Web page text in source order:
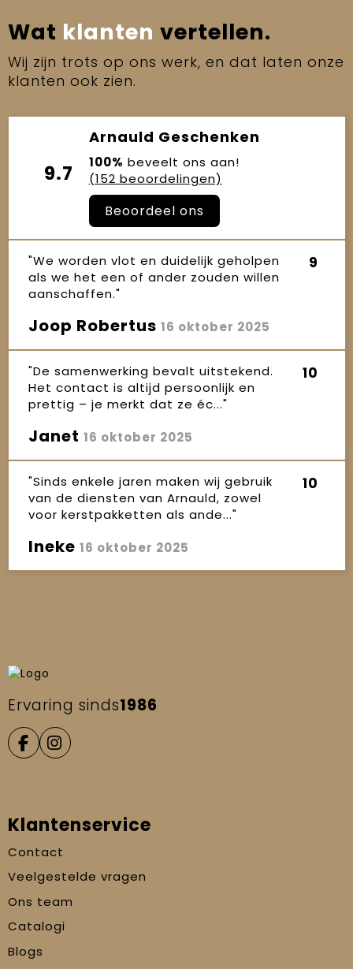
Wat klanten vertellen.
Wij zijn trots op ons werk, en dat laten onze
klanten ook zien.
9.7
Arnauld Geschenken
100% beveelt ons aan!
(152 beoordelingen)
Beoordeel ons
"We worden vlot en duidelijk geholpen
als we het een of ander zouden willen
aanschaffen."
9
Joop Robertus 16 oktober 2025
"De samenwerking bevalt uitstekend.
Het contact is altijd persoonlijk en
prettig – je merkt dat ze éc..."
10
Janet 16 oktober 2025
"Sinds enkele jaren maken wij gebruik
van de diensten van Arnauld, zowel
voor kerstpakketten als ande..."
10
Ineke 16 oktober 2025
Ervaring sinds1986
Klantenservice
Contact
Veelgestelde vragen
Ons team
Catalogi
Blogs